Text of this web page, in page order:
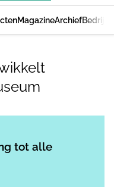
MagazineArchief
tot alle